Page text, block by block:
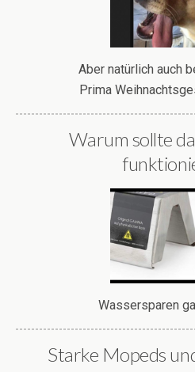
Aber natürlich auch
Prima
Warum sollte
Wassersparen
Starke Mopeds